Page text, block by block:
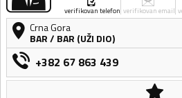
verifikovan telefon verifikovan email
Crna Gora
BAR/ BAR (UŽI DIO)
+382 67 863 439